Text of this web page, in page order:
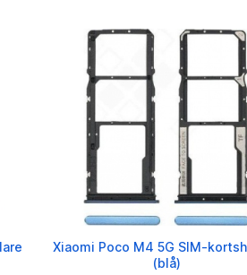
Xiaomi Poco M4 5G SIM-
(blå)